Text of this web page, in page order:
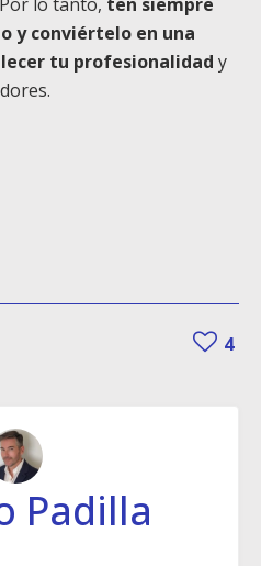
y conviértelo en una
tu profesionalidad y
4
Padilla